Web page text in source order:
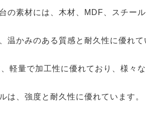
の素材には、木材、MDF、スチール
温かみのある質感と耐久性に優れて
軽量で加工性に優れており、様々
は、強度と耐久性に優れています。